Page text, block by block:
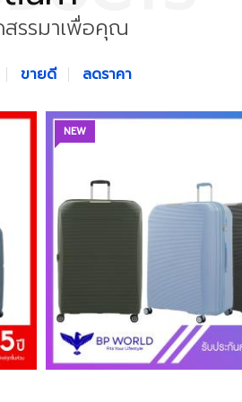
สรรมาเพื่อคุณ
ขายดี ลดราคา
NEW